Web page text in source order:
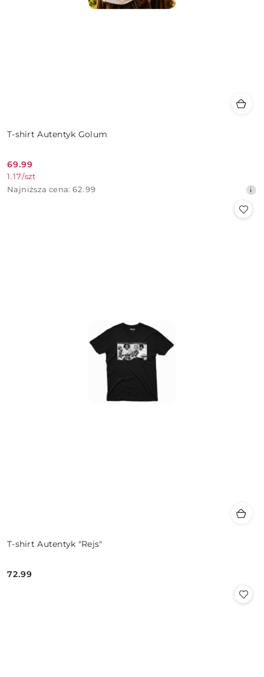
T-shirt Autentyk Golum
Cena
promocyjna:
69.99
1.17/szt
Najniższa
Najniższa cena: 62.99
T-shirt Autentyk "Rejs"
Cena:
72.99